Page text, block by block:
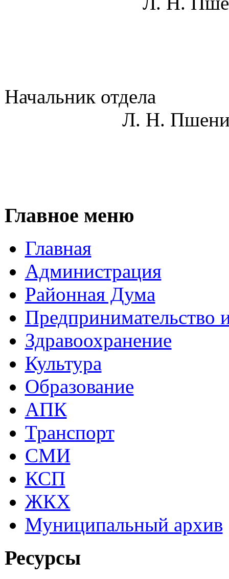
Л. Н.
Главное меню
Главная
Администрация
Районная Дума
Предпринимательство
Здравоохранение
Культура
Образование
АПК
Транспорт
СМИ
КСП
ЖКХ
Муниципальный архив
Ресурсы